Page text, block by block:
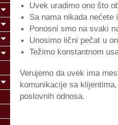
Uvek uradimo ono što
Sa nama nikada nećete
Ponosni smo na svaki
Unosimo lični pečat u
Težimo konstantnom
Verujemo da uvek ima
komunikacije sa
poslovnih odnosa.